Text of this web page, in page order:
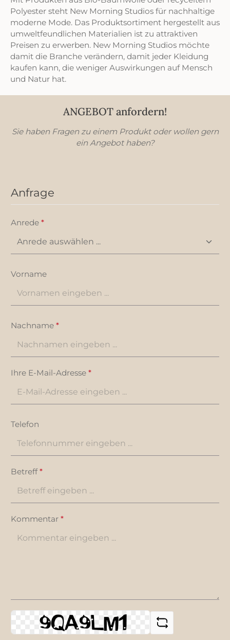
Polyester steht New Morning Studios für nachhaltige
moderne Mode. Das Produktsortiment hergestellt aus
umweltfeundlichen Materialien ist zu attraktiven
Preisen zu erwerben. New Morning Studios möchte
damit die Branche verändern, damit jeder Kleidung
kaufen kann, die weniger Auswirkungen auf Mensch
und Natur hat.
ANGEBOT anfordern!
Sie haben Fragen zu einem Produkt oder wollen gern
ein Angebot haben?
Anfrage
Anrede *
Vorname
Nachname *
Ihre E-Mail-Adresse *
Telefon
Betreff*
Kommentar *